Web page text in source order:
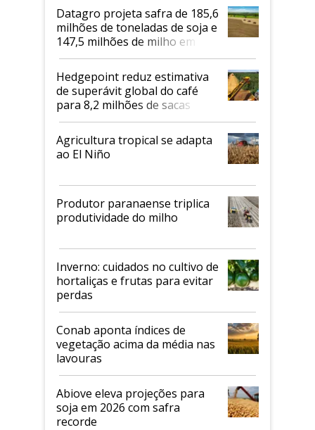
Datagro projeta safra de 185,6
milhões de toneladas de soja e
147,5 milhões de milho em
2026/27
Hedgepoint reduz estimativa
de superávit global do café
para 8,2 milhões de sacas
Agricultura tropical se adapta
ao El Niño
Produtor paranaense triplica
produtividade do milho
Inverno: cuidados no cultivo de
hortaliças e frutas para evitar
perdas
Conab aponta índices de
vegetação acima da média nas
lavouras
Abiove eleva projeções para
soja em 2026 com safra
recorde